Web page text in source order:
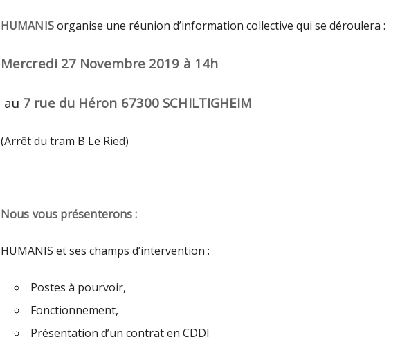
HUMANISorganise une réunion d’information collective qui se déroulera :
Mercredi 27 Novembre 2019 à 14h
au 7 rue du Héron 67300 SCHILTIGHEIM
(Arrêt du tram B Le Ried)
Nous vous présenterons :
HUMANIS et ses champs d’intervention :
Postes à pourvoir,
Fonctionnement,
Présentation d’un contrat en CDDI